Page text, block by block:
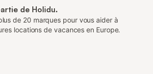
de Holidu.
de 20 marques pour vous aider à
locations de vacances en Europe.